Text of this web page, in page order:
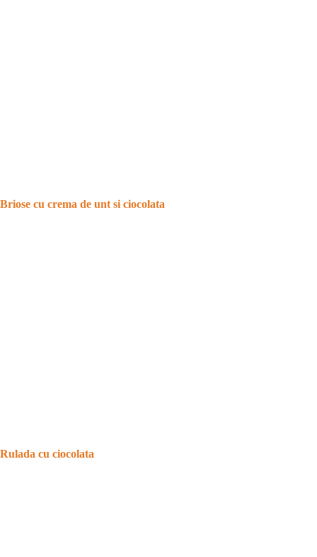
Briose cu crema de unt si ciocolata
Rulada cu ciocolata